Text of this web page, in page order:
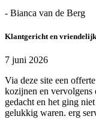
- Bianca van de Berg
Klantgericht en vriendelijk
7 juni 2026
Via deze site een
kozijnen en vervolgens
gedacht en het ging
gelukkig waren. erg